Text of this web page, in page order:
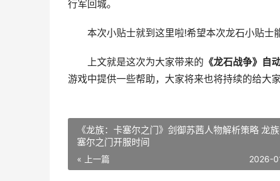
行军回城。
本次小贴士就到这里啦!希望本次龙石小贴士
上文就是这次为大家带来的 《龙石战争》自
游戏中提供一些帮助，大家将来也将持续的给大
《龙族：卡塞尔之门》剑御苏茜人物解析策略 龙
塞尔之门开服时间
« 上一篇 2026-